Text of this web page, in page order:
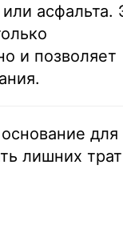
асфальта.
и позволяет
для
лишних